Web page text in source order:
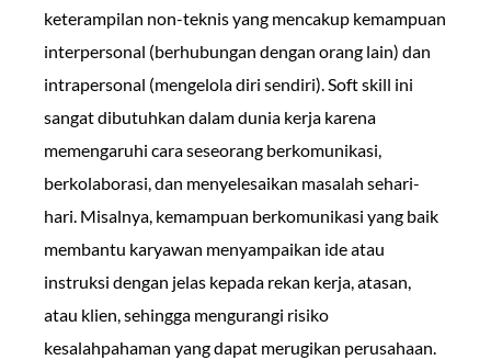
keterampilan non-teknis yang mencakup kemampuan
interpersonal (berhubungan dengan orang lain) dan
intrapersonal (mengelola diri sendiri). Soft skill ini
sangat dibutuhkan dalam dunia kerja karena
memengaruhi cara seseorang berkomunikasi,
berkolaborasi, dan menyelesaikan masalah sehari-
hari. Misalnya, kemampuan berkomunikasi yang baik
membantu karyawan menyampaikan ide atau
instruksi dengan jelas kepada rekan kerja, atasan,
atau klien, sehingga mengurangi risiko
kesalahpahaman yang dapat merugikan perusahaan.